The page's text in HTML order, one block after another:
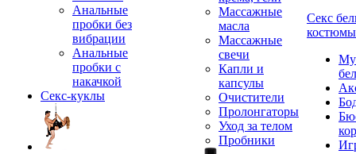
Анальные
пробки без
вибрации
Анальные
пробки с
накачкой
Секс-куклы
Массажные
масла
Массажные
свечи
Капли и
капсулы
Очистители
Пролонгаторы
Уход за телом
Пробники
Секс
костюмы